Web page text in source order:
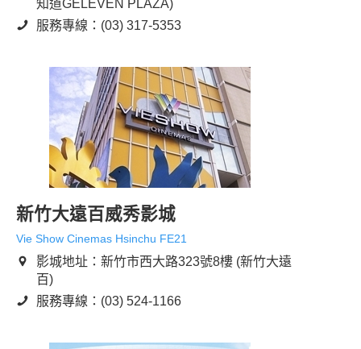
知道GELEVEN PLAZA)
服務專線：(03) 317-5353
新竹大遠百威秀影城
Vie Show Cinemas Hsinchu FE21
影城地址：新竹市西大路323號8樓 (新竹大遠
百)
服務專線：(03) 524-1166